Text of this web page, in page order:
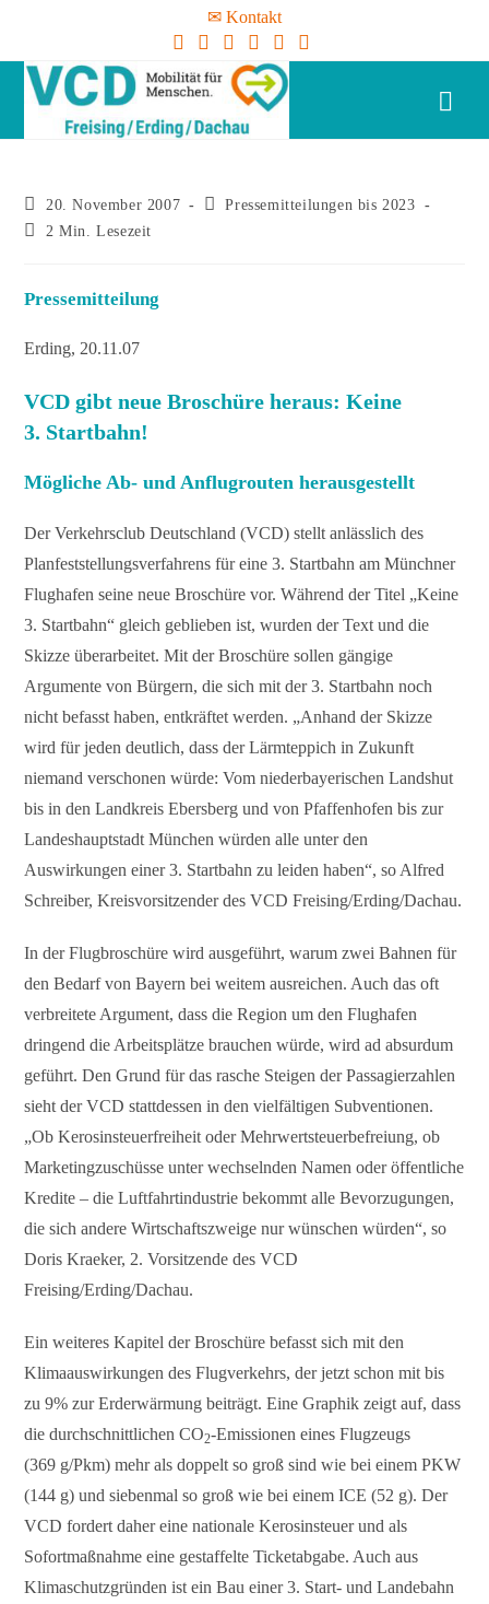
✉ Kontakt
20. November 2007
Pressemitteilungen bis 2023
2 Min. Lesezeit
Pressemitteilung
Erding, 20.11.07
VCD gibt neue Broschüre heraus: Keine
3. Startbahn!
Mögliche Ab- und Anflugrouten herausgestellt
Der Verkehrsclub Deutschland (VCD) stellt anlässlich des
Planfeststellungsverfahrens für eine 3. Startbahn am Münchner
Flughafen seine neue Broschüre vor. Während der Titel „Keine
3. Startbahn“ gleich geblieben ist, wurden der Text und die
Skizze überarbeitet. Mit der Broschüre sollen gängige
Argumente von Bürgern, die sich mit der 3. Startbahn noch
nicht befasst haben, entkräftet werden. „Anhand der Skizze
wird für jeden deutlich, dass der Lärmteppich in Zukunft
niemand verschonen würde: Vom niederbayerischen Landshut
bis in den Landkreis Ebersberg und von Pfaffenhofen bis zur
Landeshauptstadt München würden alle unter den
Auswirkungen einer 3. Startbahn zu leiden haben“, so Alfred
Schreiber, Kreisvorsitzender des VCD Freising/Erding/Dachau.
In der Flugbroschüre wird ausgeführt, warum zwei Bahnen für
den Bedarf von Bayern bei weitem ausreichen. Auch das oft
verbreitete Argument, dass die Region um den Flughafen
dringend die Arbeitsplätze brauchen würde, wird ad absurdum
geführt. Den Grund für das rasche Steigen der Passagierzahlen
sieht der VCD stattdessen in den vielfältigen Subventionen.
„Ob Kerosinsteuerfreiheit oder Mehrwertsteuerbefreiung, ob
Marketingzuschüsse unter wechselnden Namen oder öffentliche
Kredite – die Luftfahrtindustrie bekommt alle Bevorzugungen,
die sich andere Wirtschaftszweige nur wünschen würden“, so
Doris Kraeker, 2. Vorsitzende des VCD
Freising/Erding/Dachau.
Ein weiteres Kapitel der Broschüre befasst sich mit den
Klimaauswirkungen des Flugverkehrs, der jetzt schon mit bis
zu 9% zur Erderwärmung beiträgt. Eine Graphik zeigt auf, dass
die durchschnittlichen CO2-Emissionen eines Flugzeugs
(369 g/Pkm) mehr als doppelt so groß sind wie bei einem PKW
(144 g) und siebenmal so groß wie bei einem ICE (52 g). Der
VCD fordert daher eine nationale Kerosinsteuer und als
Sofortmaßnahme eine gestaffelte Ticketabgabe. Auch aus
Klimaschutzgründen ist ein Bau einer 3. Start- und Landebahn